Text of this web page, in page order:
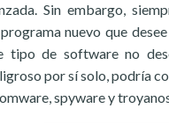
Sin embargo,
nuevo que
de software no
por sí solo, podría
spyware y